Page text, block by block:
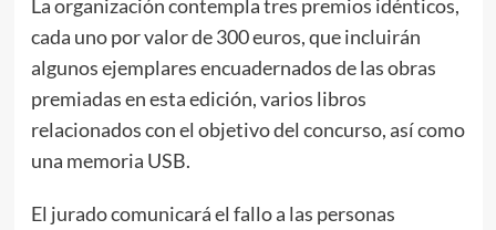
La organización contempla tres premios idénticos,
cada uno por valor de 300 euros, que incluirán
algunos ejemplares encuadernados de las obras
premiadas en esta edición, varios libros
relacionados con el objetivo del concurso, así como
una memoria USB.
El jurado comunicará el fallo a las personas